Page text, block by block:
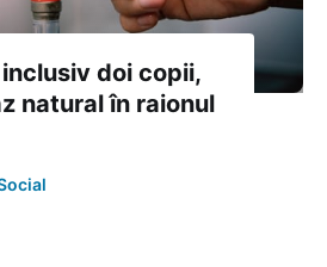
doi copii,
natural în raionul